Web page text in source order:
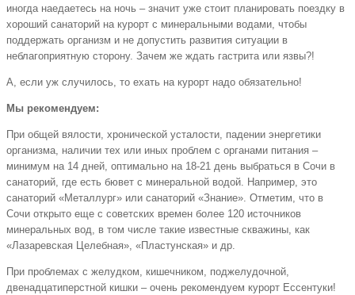
иногда наедаетесь на ночь – значит уже стоит планировать поездку в
хороший санаторий на курорт с минеральными водами, чтобы
поддержать организм и не допустить развития ситуации в
неблагоприятную сторону. Зачем же ждать гастрита или язвы?!
А, если уж случилось, то ехать на курорт надо обязательно!
Мы рекомендуем:
При общей вялости, хронической усталости, падении энергетики
организма, наличии тех или иных проблем с органами питания –
минимум на 14 дней, оптимально на 18-21 день выбраться в Сочи в
санаторий, где есть бювет с минеральной водой. Например, это
санаторий «Металлург» или санаторий «Знание». Отметим, что в
Сочи открыто еще с советских времен более 120 источников
минеральных вод, в том числе такие известные скважины, как
«Лазаревская Целебная», «Пластунская» и др.
При проблемах с желудком, кишечником, поджелудочной,
двенадцатиперстной кишки – очень рекомендуем курорт Ессентуки!